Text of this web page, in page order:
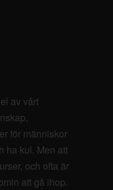
av vårt
för människor
ha kul. Men att
och ofta är
att gå ihop.